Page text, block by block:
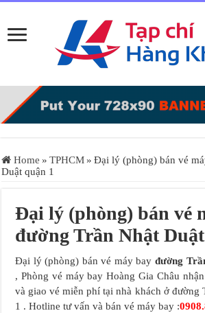
Home » TPHCM » Đại lý (phòng) bán vé
Duật quận 1
Đại lý (phòng) bán vé
đường Trần Nhật
Đại lý (phòng) bán vé máy bayđường
, Phòng vé máy bay Hoàng Gia Châu
và giao vé miễn phí tại nhà khách ở đường
1 . Hotline tư vấn và bán vé máy bay :